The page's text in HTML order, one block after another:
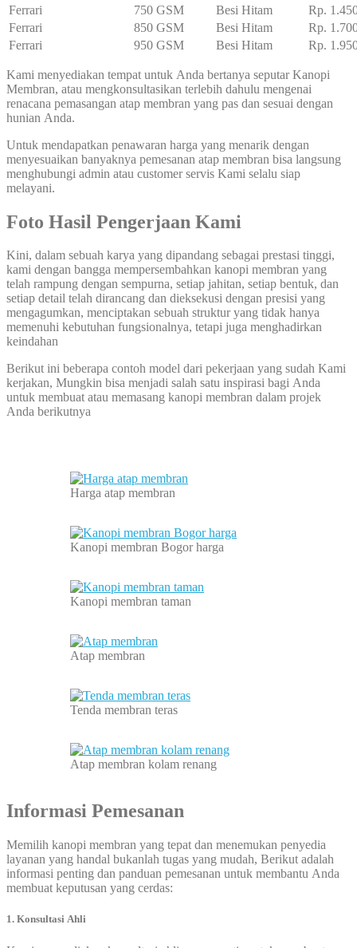
Ferrari
750 GSM Besi Hitam
Rp.
Ferrari
850 GSM Besi Hitam
Rp.
Ferrari
950 GSM Besi Hitam Rp.
Kami menyediakan tempat untuk Anda bertanya seputar Kanopi
Membran, atau mengkonsultasikan terlebih dahulu mengenai
renacana pemasangan atap membran yang pas dan sesuai dengan
hunian Anda.
Untuk mendapatkan penawaran harga yang menarik dengan
menyesuaikan banyaknya pemesanan atap membran bisa langsung
menghubungi admin atau customer servis Kami selalu siap
melayani.
Foto Hasil Pengerjaan Kami
Kini, dalam sebuah karya yang dipandang sebagai prestasi tinggi,
kami dengan bangga mempersembahkan kanopi membran yang
telah rampung dengan sempurna, setiap jahitan, setiap bentuk, dan
setiap detail telah dirancang dan dieksekusi dengan presisi yang
mengagumkan, menciptakan sebuah struktur yang tidak hanya
memenuhi kebutuhan fungsionalnya, tetapi juga menghadirkan
keindahan
Berikut ini beberapa contoh model dari pekerjaan yang sudah Kami
kerjakan, Mungkin bisa menjadi salah satu inspirasi bagi Anda
untuk membuat atau memasang kanopi membran dalam projek
Anda berikutnya
Harga atap membran
Kanopi membran Bogor harga
Kanopi membran taman
Atap membran
Tenda membran teras
Atap membran kolam renang
Informasi Pemesanan
Memilih kanopi membran yang tepat dan menemukan penyedia
layanan yang handal bukanlah tugas yang mudah, Berikut adalah
informasi penting dan panduan pemesanan untuk membantu Anda
membuat keputusan yang cerdas:
1. Konsultasi Ahli